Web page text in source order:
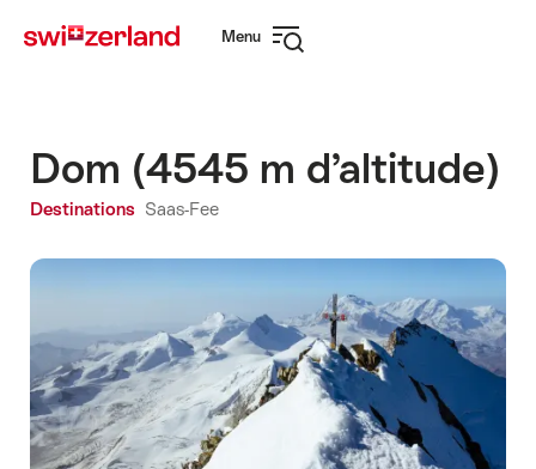
sur
rapide
Menu
Dom (4545 m d’altitude)
Destinations Saas-Fee